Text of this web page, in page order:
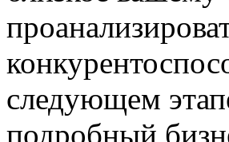
следующем
подробный